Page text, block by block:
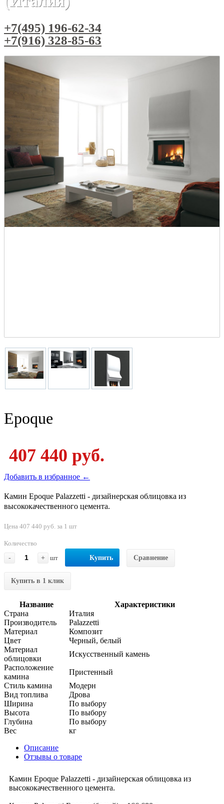
+7(495) 196-62-34
+7(916) 328-85-63
Epoque
407 440 руб.
Добавить в избранное ←
Камин Epoque Palazzetti - дизайнерская облицовка из
высококачественного цемента.
Цена 407 440 руб. за 1 шт
Количество
-
+ шт Купить Сравнение
Купить в 1 клик
Название
Характеристики
Страна
Италия
Производитель
Palazzetti
Материал
Композит
Цвет
Черный, белый
Материал
облицовки
Искусственный камень
Расположение
камина
Пристенный
Стиль камина
Модерн
Вид топлива
Дрова
Ширина
По выбору
Высота
По выбору
Глубина
По выбору
Вес
кг
Описание
Отзывы о товаре
Камин Epoque Palazzetti - дизайнерская облицовка из
высококачественного цемента.